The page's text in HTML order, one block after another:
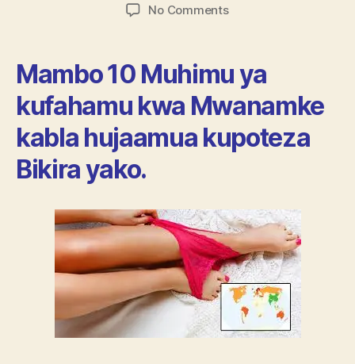
No Commentson
Kuhusu
Mambo 10 Muhimu ya
kufahamu kwa Mwanamke
kabla hujaamua kupoteza
Bikira yako.